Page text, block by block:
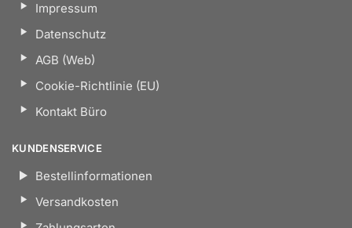
Impressum
Datenschutz
AGB (Web)
Cookie-Richtlinie (EU)
Kontakt Büro
KUNDENSERVICE
Bestellinformationen
Versandkosten